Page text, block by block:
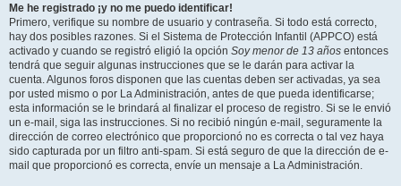
Me he registrado ¡y no me puedo identificar!
Primero, verifique su nombre de usuario y contraseña. Si todo está correcto,
hay dos posibles razones. Si el Sistema de Protección Infantil (APPCO) está
activado y cuando se registró eligió la opción Soy menor de 13 años entonces
tendrá que seguir algunas instrucciones que se le darán para activar la
cuenta. Algunos foros disponen que las cuentas deben ser activadas, ya sea
por usted mismo o por La Administración, antes de que pueda identificarse;
esta información se le brindará al finalizar el proceso de registro. Si se le envió
un e-mail, siga las instrucciones. Si no recibió ningún e-mail, seguramente la
dirección de correo electrónico que proporcionó no es correcta o tal vez haya
sido capturada por un filtro anti-spam. Si está seguro de que la dirección de e-
mail que proporcionó es correcta, envíe un mensaje a La Administración.